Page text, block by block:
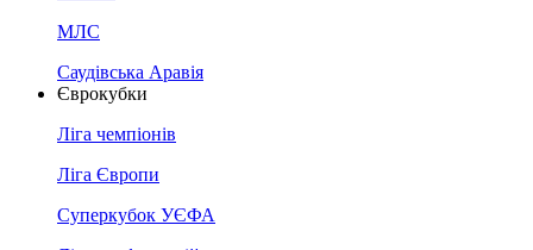
МЛС
Саудівська Аравія
Єврокубки
Ліга чемпіонів
Ліга Європи
Суперкубок УЄФА